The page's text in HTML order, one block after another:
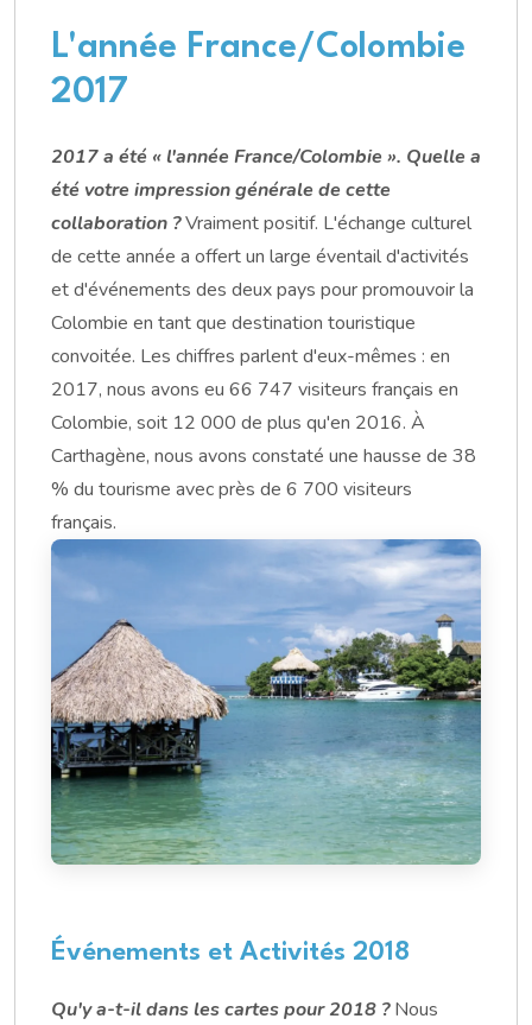
L'année France/Colombie
2017
2017 a été « l'année France/Colombie ». Quelle a
été votre impression générale de cette
collaboration ?Vraiment positif. L'échange culturel
de cette année a offert un large éventail d'activités
et d'événements des deux pays pour promouvoir la
Colombie en tant que destination touristique
convoitée. Les chiffres parlent d'eux-mêmes : en
2017, nous avons eu 66 747 visiteurs français en
Colombie, soit 12 000 de plus qu'en 2016. À
Carthagène, nous avons constaté une hausse de 38
% du tourisme avec près de 6 700 visiteurs
français.
Événements et Activités 2018
Qu'y a-t-il dans les cartes pour 2018 ?Nous